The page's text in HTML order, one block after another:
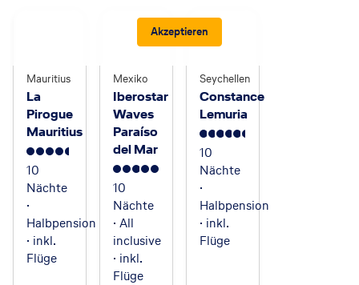
Akzeptieren
Mauritius
La
Pirogue
Mauritius
4.5
10
Nächte
·
Halbpension
· inkl.
Flüge
Mexiko
Iberostar
Waves
Paraíso
del Mar
5
10
Nächte
· All
inclusive
· inkl.
Flüge
Seychellen
Constance
Lemuria
5.5
10
Nächte
·
Halbpension
· inkl.
Flüge